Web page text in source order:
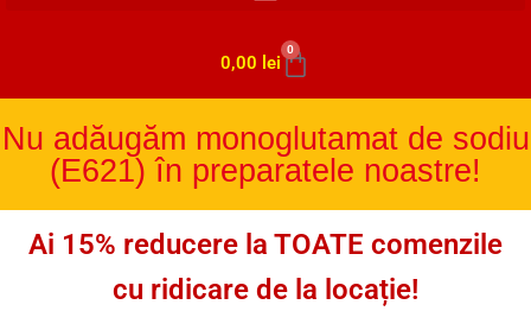
0,00 lei
0
Nu adăugăm monoglutamat de sodiu
(E621) în preparatele noastre!
Ai 15% reducere la TOATE comenzile
cu ridicare de la locație!